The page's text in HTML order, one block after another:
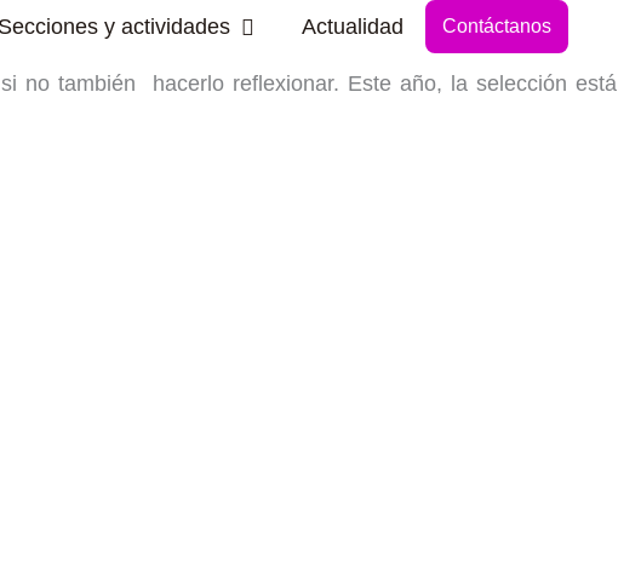
Secciones y actividades Abrir Secciones y actividades
Actualidad Contáctanos
no también hacerlo reflexionar. Este año, la selección está